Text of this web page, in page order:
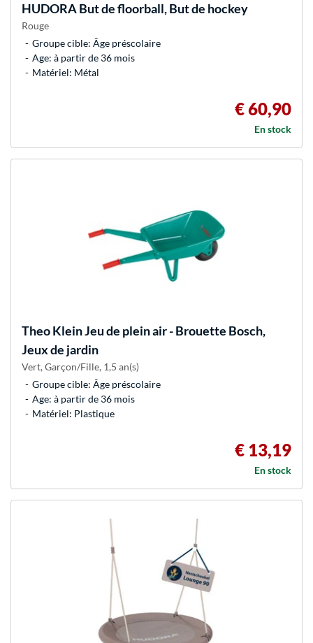
HUDORABut de floorball, But de hockey
Rouge
Groupe cible: Âge préscolaire
Age: à partir de 36 mois
Matériel: Métal
€ 60,90
En stock
Theo KleinJeu de plein air - Brouette Bosch,
Jeux de jardin
Vert, Garçon/Fille, 1,5 an(s)
Groupe cible: Âge préscolaire
Age: à partir de 36 mois
Matériel: Plastique
€ 13,19
En stock